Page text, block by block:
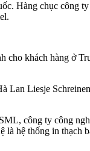
Hàng chục công
cho khách hàng ở
Liesje
công ty công
hệ thống in